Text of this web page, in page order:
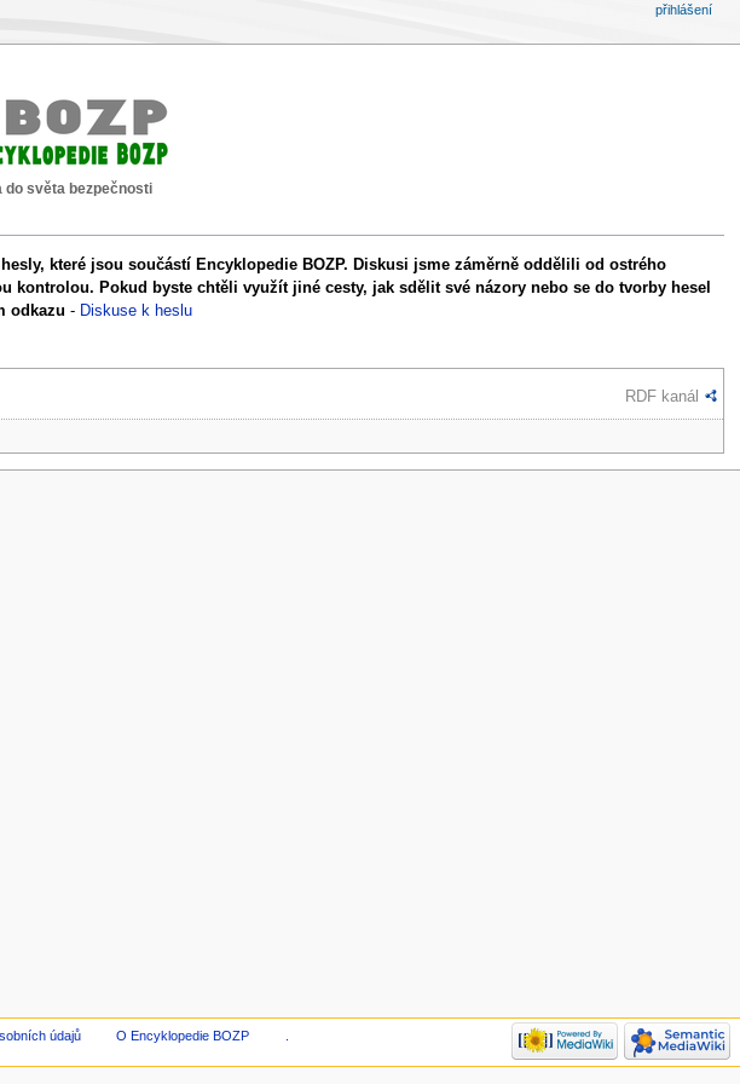
do světa bezpečnosti
které jsou součástí Encyklopedie BOZP. Diskusi jsme záměrně oddělili od ostrého
Pokud byste chtěli využít jiné cesty, jak sdělit své názory nebo se do tvorby hesel
odkazu - Diskuse k heslu
RDF kanál
přihlášení
údajů O Encyklopedie BOZP